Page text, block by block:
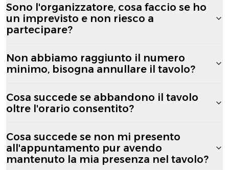
Sono l'organizzatore, cosa faccio se ho
un imprevisto e non riesco a
partecipare?
Non abbiamo raggiunto il numero
minimo, bisogna annullare il tavolo?
Cosa succede se abbandono il tavolo
oltre l'orario consentito?
Cosa succede se non mi presento
all'appuntamento pur avendo
mantenuto la mia presenza nel tavolo?